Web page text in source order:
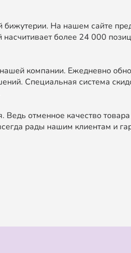
бижутерии. На нашем сайте
более 24 000
компании. Ежедневно
Специальная система
отменное качество
рады нашим клиентам и